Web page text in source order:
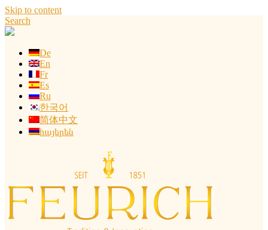
Skip to content
Search
De
En
Fr
Es
Ru
한국어
简体中文
հայերեն